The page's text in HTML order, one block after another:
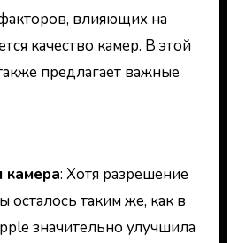
влияющих на
качество камер. В этой
предлагает важные
камера: Хотя разрешение
осталось таким же, как в
значительно улучшила